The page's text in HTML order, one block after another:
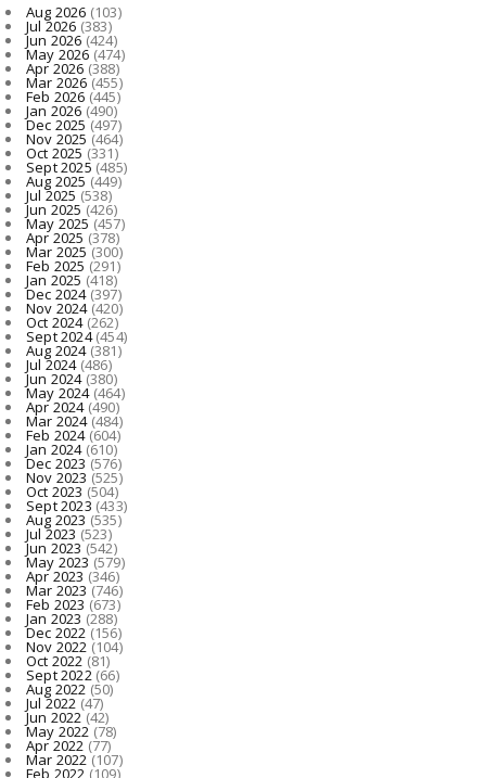
Aug 2026 (103)
Jul 2026 (383)
Jun 2026(424)
May 2026(474)
Apr 2026 (388)
Mar 2026(455)
Feb 2026 (445)
Jan 2026 (490)
Dec 2025(497)
Nov 2025 (464)
Oct 2025 (331)
Sept 2025 (485)
Aug 2025 (449)
Jul 2025 (538)
Jun 2025(426)
May 2025(457)
Apr 2025 (378)
Mar 2025 (300)
Feb 2025 (291)
Jan 2025 (418)
Dec 2024(397)
Nov 2024(420)
Oct 2024(262)
Sept 2024(454)
Aug 2024(381)
Jul 2024(486)
Jun 2024(380)
May 2024(464)
Apr 2024(490)
Mar 2024(484)
Feb 2024(604)
Jan 2024(610)
Dec 2023(576)
Nov 2023 (525)
Oct 2023 (504)
Sept 2023 (433)
Aug 2023 (535)
Jul 2023 (523)
Jun 2023(542)
May 2023(579)
Apr 2023 (346)
Mar 2023 (746)
Feb 2023 (673)
Jan 2023 (288)
Dec 2022(156)
Nov 2022 (104)
Oct 2022 (81)
Sept 2022(66)
Aug 2022 (50)
Jul 2022 (47)
Jun 2022(42)
May 2022(78)
Apr 2022 (77)
Mar 2022(107)
Feb 2022 (109)